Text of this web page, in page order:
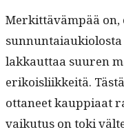
Merkit­täväm­pää on,
lakkaut­taa suuren
erikois­li­ikkeitä.
otta­neet kaup­pi­aat
vaiku­tus on toki